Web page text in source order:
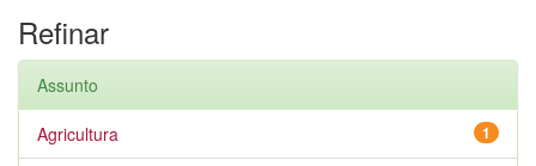
Refinar
Assunto
1
Agricultura